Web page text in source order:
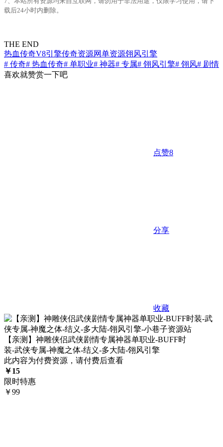
载后24小时内删除。
THE END
热血传奇V8引擎传奇资源网单资源翎风引擎
# 传奇# 热血传奇# 单职业# 神器# 专属# 翎风引擎# 翎风# 剧情
喜欢就赞赏一下吧
点赞8
分享
收藏
【亲测】神雕侠侣武侠剧情专属神器单职业-BUFF时
装-武侠专属-神魔之体-结义-多大陆-翎风引擎
此内容为付费资源，请付费后查看
￥15
限时特惠
￥99